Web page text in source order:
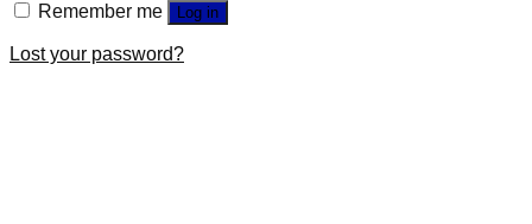
Remember me Log in
Lost your password?